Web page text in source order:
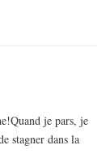
je pars, je
stagner dans la